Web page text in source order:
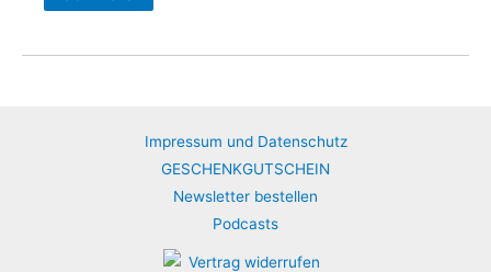
Impressum und Datenschutz
GESCHENKGUTSCHEIN
Newsletter bestellen
Podcasts